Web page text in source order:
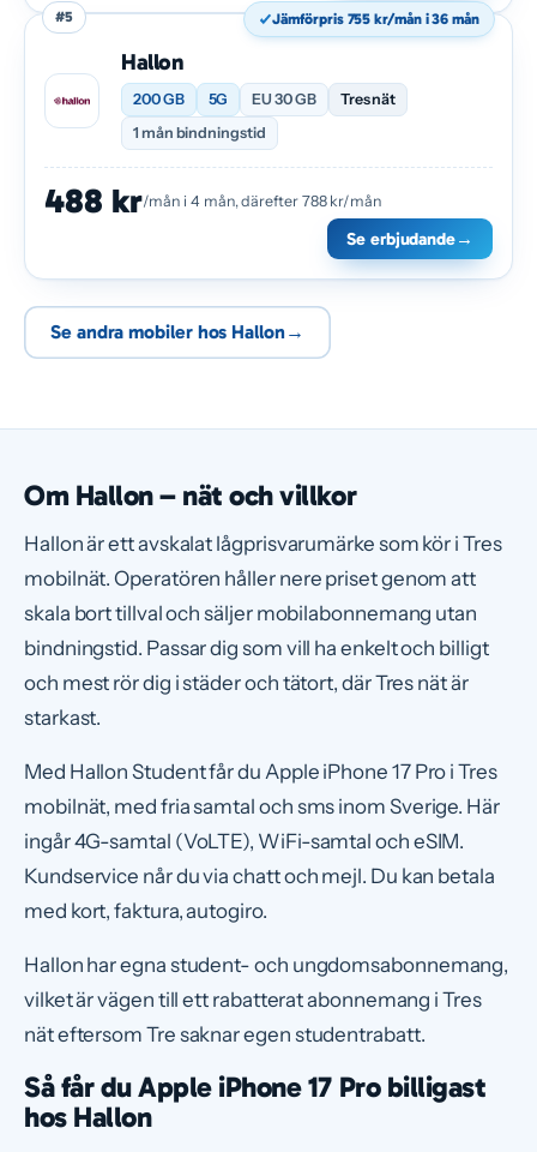
#5
Hallon
200 GB 5G EU 30 GB
Tres nät
1 mån bindningstid
Jämförpris 755 kr/mån i 36 mån
488 kr/mån i 4 mån, därefter 788 kr/mån
Se erbjudande→
Se andra mobiler hos Hallon→
Om Hallon – nät och villkor
Hallon är ett avskalat lågprisvarumärke som kör i Tres
mobilnät. Operatören håller nere priset genom att
skala bort tillval och säljer mobilabonnemang utan
bindningstid. Passar dig som vill ha enkelt och billigt
och mest rör dig i städer och tätort, där Tres nät är
starkast.
Med Hallon Student får du Apple iPhone 17 Pro i Tres
mobilnät, med fria samtal och sms inom Sverige. Här
ingår 4G-samtal (VoLTE), WiFi-samtal och eSIM.
Kundservice når du via chatt och mejl. Du kan betala
med kort, faktura, autogiro.
Hallon har egna student- och ungdomsabonnemang,
vilket är vägen till ett rabatterat abonnemang i Tres
nät eftersom Tre saknar egen studentrabatt.
Så får du Apple iPhone 17 Pro billigast
hos Hallon